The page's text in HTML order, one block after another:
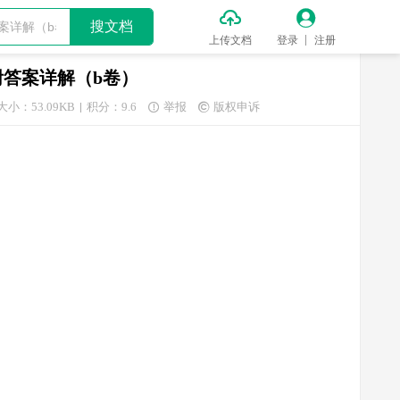
搜文档 
上传文档

登录 注册
案详解（b卷）
小：53.09KB 积分：9.6  举报  版权申诉